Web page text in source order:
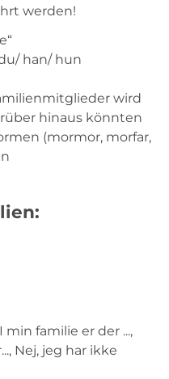
werden!
han/ hun
wird
hinaus könnten
(mormor, morfar,
familie er der ...,
Nej, jeg har ikke